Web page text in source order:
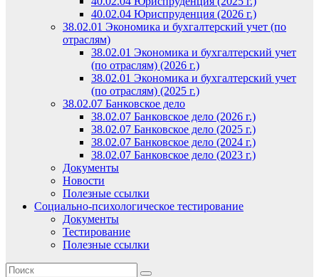
40.02.04 Юриспруденция (2026 г.)
38.02.01 Экономика и бухгалтерский учет (по
отраслям)
38.02.01 Экономика и бухгалтерский учет
(по отраслям) (2026 г.)
38.02.01 Экономика и бухгалтерский учет
(по отраслям) (2025 г.)
38.02.07 Банковское дело
38.02.07 Банковское дело (2026 г.)
38.02.07 Банковское дело (2025 г.)
38.02.07 Банковское дело (2024 г.)
38.02.07 Банковское дело (2023 г.)
Документы
Новости
Полезные ссылки
Социально-психологическое тестирование
Документы
Тестирование
Полезные ссылки